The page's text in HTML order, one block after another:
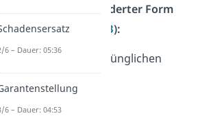
wird in geänderter Form
(§ 150 BGB):
Ablehnung des ursprünglichen
Ablehnender macht
Gegenangebot
6 – Dauer: 05:36
6 – Dauer: 04:53